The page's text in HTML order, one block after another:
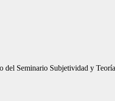
del Seminario Subjetividad y